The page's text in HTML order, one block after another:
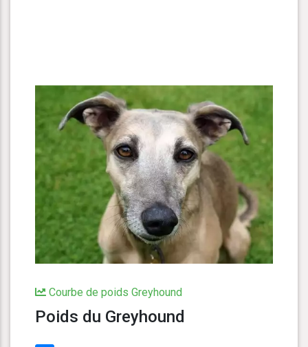
Courbe de poids Greyhound
Poids du Greyhound